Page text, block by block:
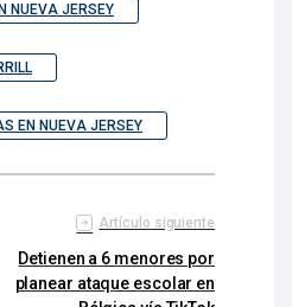
NUEVA JERSEY
EN NUEVA JERSEY
Artículo siguiente
Detienen a 6 menores por
planear ataque escolar en